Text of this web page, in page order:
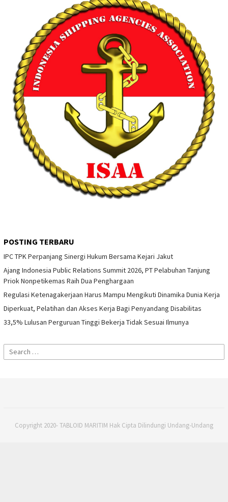
POSTING TERBARU
IPC TPK Perpanjang Sinergi Hukum Bersama Kejari Jakut
Ajang Indonesia Public Relations Summit 2026, PT Pelabuhan Tanjung
Priok Nonpetikemas Raih Dua Penghargaan
Regulasi Ketenagakerjaan Harus Mampu Mengikuti Dinamika Dunia Kerja
Diperkuat, Pelatihan dan Akses Kerja Bagi Penyandang Disabilitas
33,5% Lulusan Perguruan Tinggi Bekerja Tidak Sesuai Ilmunya
Search
for:
Copyright 2020- TABLOID MARITIM Hak Cipta Dilindungi Undang-Undang